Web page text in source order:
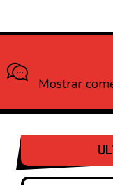
Mostrar